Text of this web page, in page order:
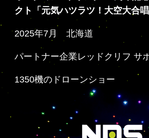
クト「元気ハツラツ！大空大合唱
2025年7月 北海道
パートナー企業レッドクリフ サ
1350機のドローンショー